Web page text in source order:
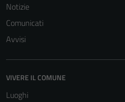
Notizie
Comunicati
Avvisi
VIVERE IL COMUNE
Luoghi